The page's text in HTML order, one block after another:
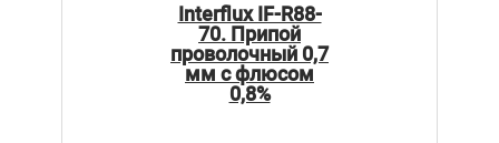
Interflux IF-R88-
70. Припой
проволочный 0,7
мм с флюсом
0,8%